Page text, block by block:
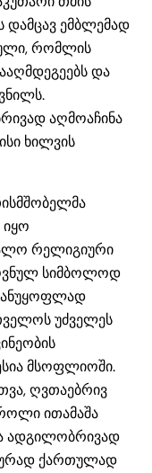
დამცავ ემბლემად
რომლის
და
აღმოაჩინა
ხილვის
იყო
რელიგიური
სიმბოლოდ
განუყოფლად
უძველეს
მსოფლიოში.
ღვთაებრივ
ითამაშა
ადგილობრივად
ქართულად